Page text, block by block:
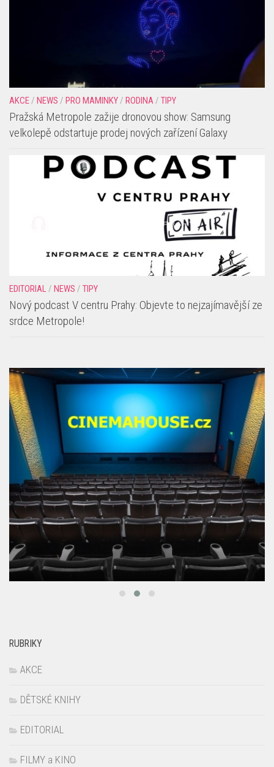
AKCE/ NEWS / PRO MAMINKY/ RODINA/ TIPY
Pražská Metropole zažije dronovou show: Samsung
velkolepě odstartuje prodej nových zařízení Galaxy
EDITORIAL/ NEWS / TIPY
Nový podcast V centru Prahy: Objevte to nejzajímavější ze
srdce Metropole!
RUBRIKY
AKCE
DĚTSKÉ KNIHY
EDITORIAL
FILMY a KINO